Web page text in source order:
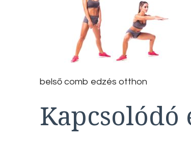
belső comb edzés otthon
Kapcsolódó